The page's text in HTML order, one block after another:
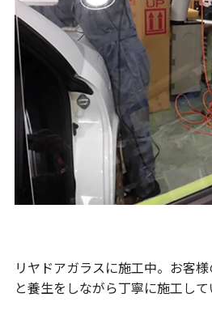
リヤドアガラスに施工中。お客
と養生をしながら丁寧に施工して